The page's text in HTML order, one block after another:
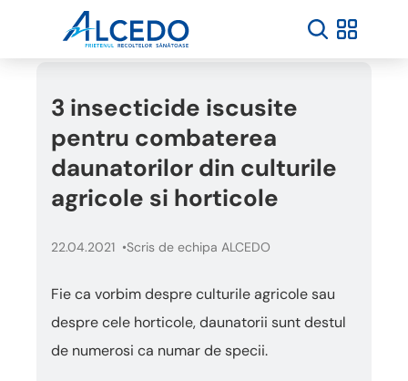
3 insecticide iscusite
pentru combaterea
daunatorilor din culturile
agricole si horticole
22.04.2021 Scris de echipa ALCEDO
Fie ca vorbim despre culturile agricole sau
despre cele horticole, daunatorii sunt destul
de numerosi ca numar de specii.